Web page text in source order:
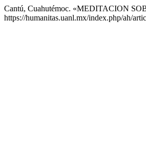
Cantú, Cuahutémoc. «MEDITACION
https://humanitas.uanl.mx/index.php/ah/